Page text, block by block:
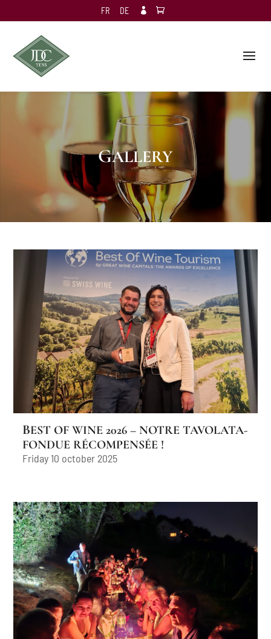
FR DE 
GALLERY
BEST OF WINE 2026 – NOTRE TAVOLATA-
FONDUE RÉCOMPENSÉE !
Friday 10 october 2025